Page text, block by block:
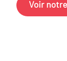
Voir